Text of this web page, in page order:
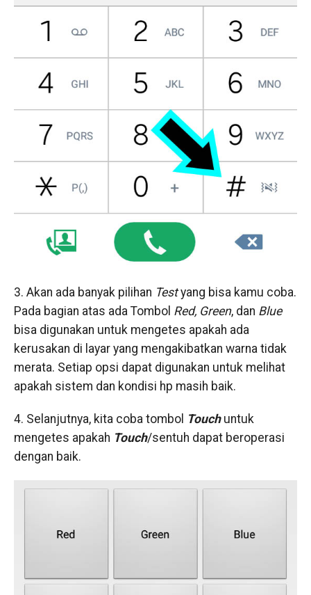
3. Akan ada banyak pilihan Testyang bisa kamu coba.
Pada bagian atas ada Tombol Red, Green, dan Blue
bisa digunakan untuk mengetes apakah ada
kerusakan di layar yang mengakibatkan warna tidak
merata. Setiap opsi dapat digunakan untuk melihat
apakah sistem dan kondisi hp masih baik.
4. Selanjutnya, kita coba tombol Touchuntuk
mengetes apakah Touch/sentuh dapat beroperasi
dengan baik.